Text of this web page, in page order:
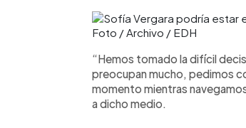
Foto / Archivo / EDH
“Hemos tomado la difícil
preocupan mucho, pedimos
momento mientras
a dicho medio.